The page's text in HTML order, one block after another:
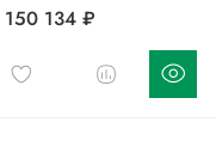
150 134 ₽